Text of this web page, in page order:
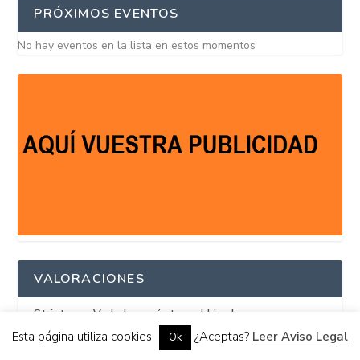
PRÓXIMOS EVENTOS
No hay eventos en la lista en estos momentos
VALORACIONES
Striptease Verbal: poesía tras el biombo
PUNTUACIÓN:
15%
Esta página utiliza cookies Ok ¿Aceptas? Leer Aviso Legal